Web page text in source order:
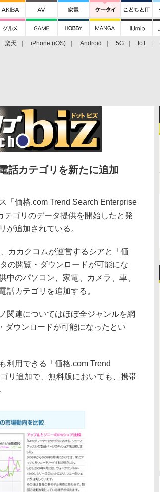
楽天 iPhone (iOS) Android 5G IoT
話カテゴリを新たに追加
価格.com Trend Search Enterprise
ゴリのデータ提供を開始したと発
が追加されている。
カカクコムが運営するシアと「価
の閲覧・ダウンロードが可能にな
中のパソコン、家電、カメラ、車、
話カテゴリを追加する。
連についてはほぼ全ジャンルを網
ダウンロードが可能になったとい
利用できる「価格.com Trend
リ追加で、無料版においても、携帯